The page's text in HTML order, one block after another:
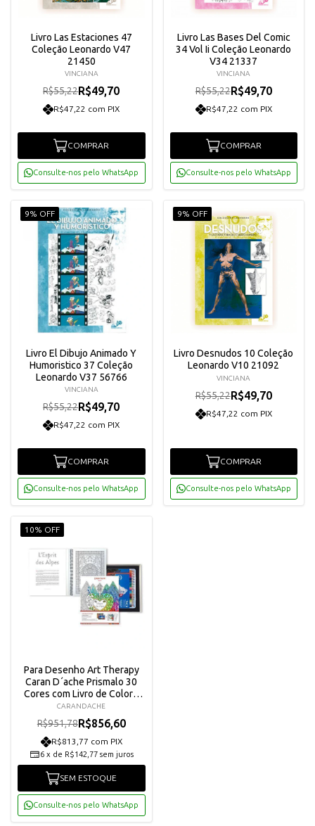
Livro Las Estaciones 47
Coleção Leonardo V47
21450
VINCIANA
R$55,22R$49,70
R$47,22 com PIX
COMPRAR
Consulte-nos pelo WhatsApp
Livro Las Bases Del Comic
34 Vol Ii Coleção Leonardo
V34 21337
VINCIANA
R$55,22R$49,70
R$47,22 com PIX
COMPRAR
Consulte-nos pelo WhatsApp
9% OFF
Livro El Dibujo Animado Y
Humoristico 37 Coleção
Leonardo V37 56766
VINCIANA
R$55,22R$49,70
R$47,22 com PIX
COMPRAR
Consulte-nos pelo WhatsApp
9% OFF
Livro Desnudos 10 Coleção
Leonardo V10 21092
VINCIANA
R$55,22R$49,70
R$47,22 com PIX
COMPRAR
Consulte-nos pelo WhatsApp
10% OFF
Para Desenho Art Therapy
Caran D´ache Prismalo 30
Cores com Livro de Colorir
3000600
CARANDACHE
R$951,78R$856,60
R$813,77 com PIX
6 x de R$142,77 sem juros
SEM ESTOQUE
Consulte-nos pelo WhatsApp